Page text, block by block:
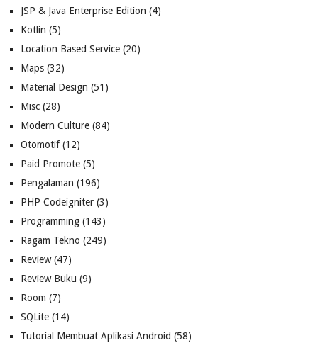
JSP & Java Enterprise Edition (4)
Kotlin (5)
Location Based Service(20)
Maps(32)
Material Design (51)
Misc(28)
Modern Culture(84)
Otomotif(12)
Paid Promote(5)
Pengalaman (196)
PHP Codeigniter(3)
Programming(143)
Ragam Tekno (249)
Review(47)
Review Buku (9)
Room (7)
SQLite(14)
Tutorial Membuat Aplikasi Android (58)